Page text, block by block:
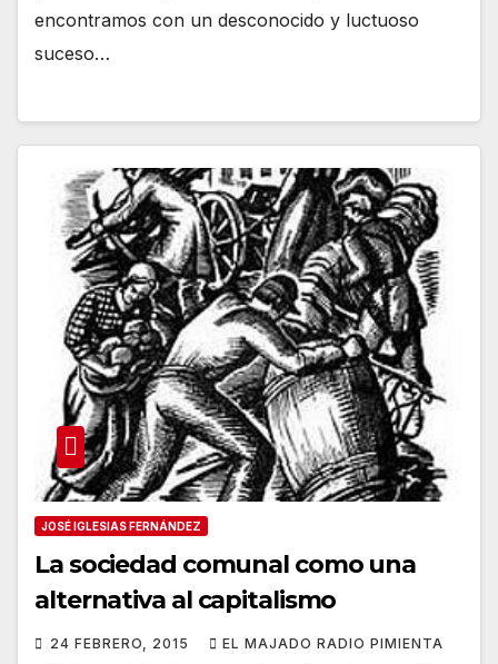
encontramos con un desconocido y luctuoso
suceso…
JOSÉ IGLESIAS FERNÁNDEZ
La sociedad comunal como una
alternativa al capitalismo
24 FEBRERO, 2015 EL MAJADO RADIO PIMIENTA